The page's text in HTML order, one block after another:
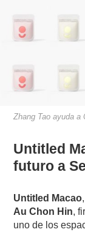
Zhang­ Tao ayuda a
Untitled
futuro a
Untitled Macao
Au Chon Hin,
uno de los